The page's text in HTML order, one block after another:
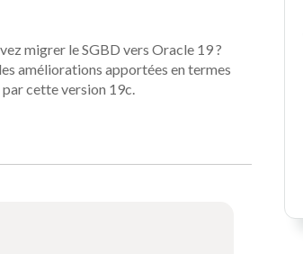
migrer le SGBD vers Oracle 19 ?
améliorations apportées en termes
cette version 19c.